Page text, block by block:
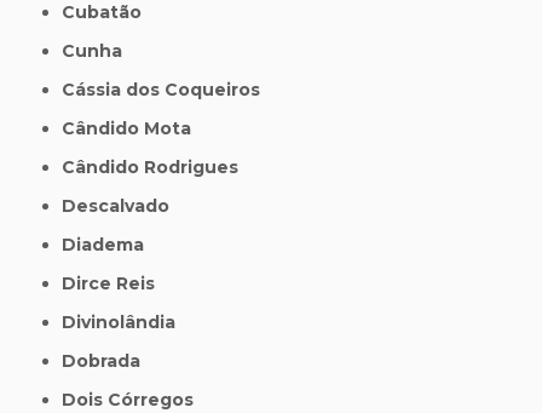
Cubatão
Cunha
Cássia dos Coqueiros
Cândido Mota
Cândido Rodrigues
Descalvado
Diadema
Dirce Reis
Divinolândia
Dobrada
Dois Córregos